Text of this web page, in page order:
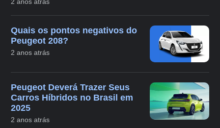
Quais os pontos negativos do
Peugeot 208?
2 anos atrás
Peugeot Deverá Trazer Seus
Carros Híbridos no Brasil em
2025
2 anos atrás